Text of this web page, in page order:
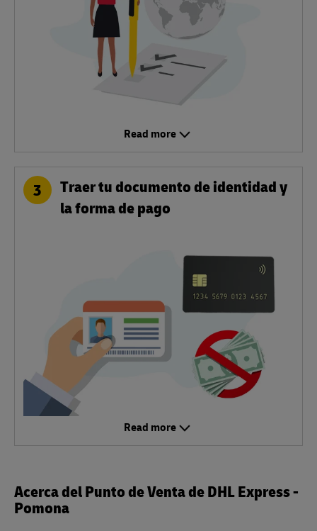
Read more
3
Traer tu documento de identidad y
la forma de pago
Read more
Acerca del Punto de Venta de DHL Express -
Pomona